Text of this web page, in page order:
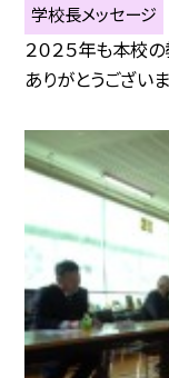
学校長メッセージ
２０２５年も本校
ありがとうござい